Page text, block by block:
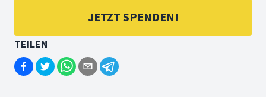
JETZT SPENDEN!
TEILEN